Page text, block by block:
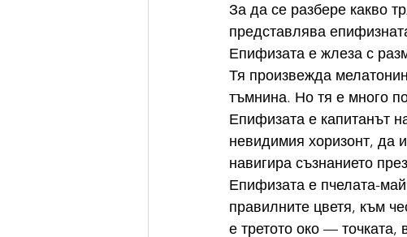
За да се разбере какво
представлява
Епифизата е жлеза с
Тя произвежда
тъмнина. Но тя е много
Епифизата е капитанът
невидимия хоризонт, да
навигира съзнанието
Епифизата е пчелата-
правилните цветя, към
е третото око — точката,